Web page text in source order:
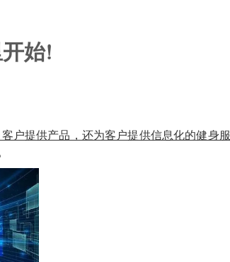
始!
户提供产品，还为客户提供信息化的健身服